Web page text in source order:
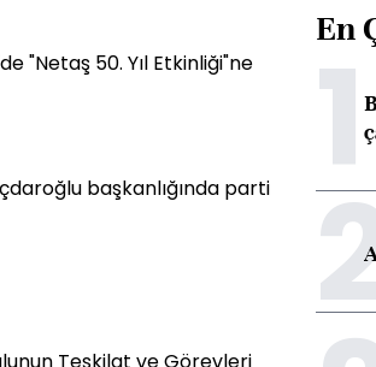
"Netaş 50. Yıl Etkinliği"ne
başkanlığında parti
En
1